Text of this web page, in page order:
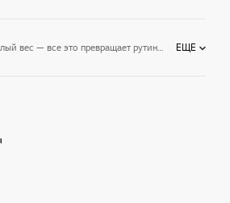
Пылесосы LG — мощная бытовая техника, которая делает уборку помещения быстрой и эффективной.Компактные габариты, высокая мощность всасывания, отсутствие пылевых мешков и малый вес — все это превращает рутинную домашнюю работу в развлечение. Ассортимент пылесосов LG включает недорогие модели, пылесосы-роботы, чистящую и даже беспроводную технику. Хотите, чтобы дом сиял чистотой, а у вас оставались силы и время на любимые занятия? Воспользуйтесь прогрессивными и высокотехнологичными пылесосами LG. ЕЩЕ